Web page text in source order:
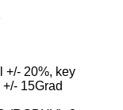
+/- 20%, key
15Grad